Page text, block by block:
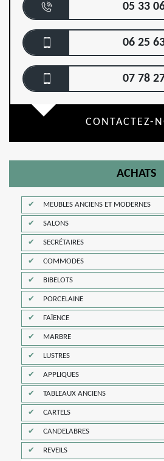
05 33
06 25
07 78
CONTACTEZ-
ACHATS
MEUBLES ANCIENS ET MODERNES
SALONS
SECRÉTAIRES
COMMODES
BIBELOTS
PORCELAINE
FAÏENCE
MARBRE
LUSTRES
APPLIQUES
TABLEAUX ANCIENS
CARTELS
CANDELABRES
REVEILS